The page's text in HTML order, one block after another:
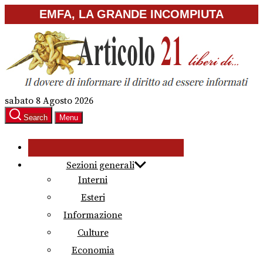
to
content
EMFA, LA GRANDE INCOMPIUTA
sabato 8 Agosto 2026
Search Menu
Sezioni generali
Interni
Esteri
Informazione
Culture
Economia